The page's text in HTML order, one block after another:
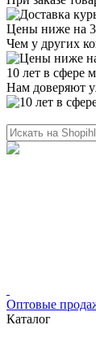
Цены ниже на
Чем у других
10 лет в сфере
Нам доверяют
Оптовые
Каталог